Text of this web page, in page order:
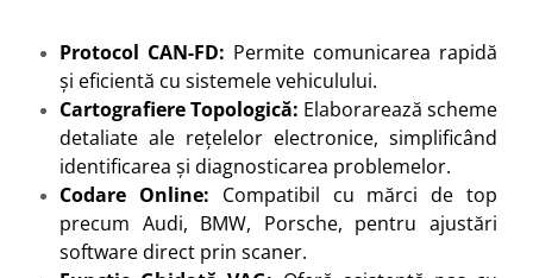
Protocol CAN-FD: Permite comunicarea rapidă
și eficientă cu sistemele vehiculului.
Cartografiere Topologică: Elaborarează scheme
detaliate ale rețelelor electronice, simplificând
identificarea și diagnosticarea problemelor.
Codare Online: Compatibil cu mărci de top
precum Audi, BMW, Porsche, pentru ajustări
software direct prin scaner.